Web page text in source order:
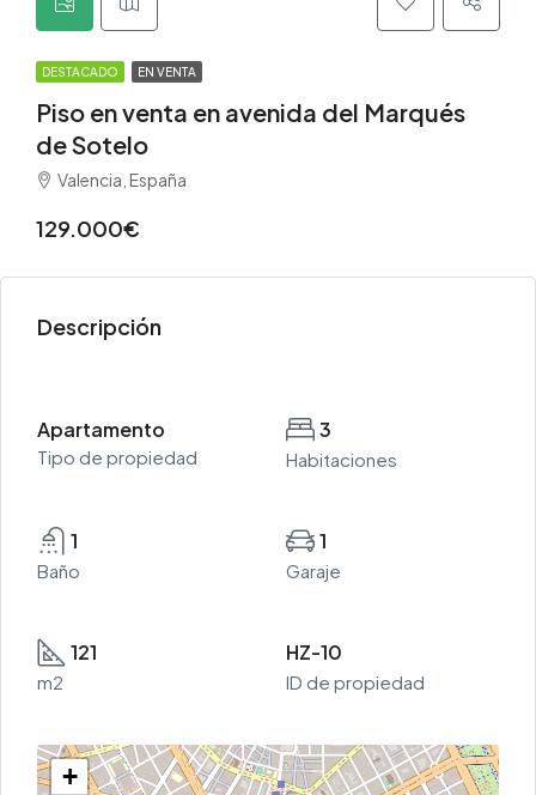
DESTACADO EN VENTA
Piso en venta en avenida del Marqués
de Sotelo
Valencia, España
129.000€
Descripción
Apartamento
Tipo de propiedad
3
Habitaciones
1
Baño
1
Garaje
121
m2
HZ-10
ID de propiedad
+